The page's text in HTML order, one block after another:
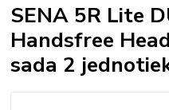
SENA 5R Lite
Handsfree
sada 2